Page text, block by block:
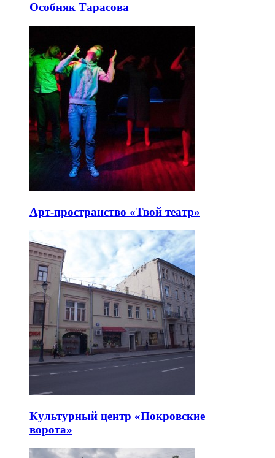
Особняк Тарасова
Арт-пространство «Твой театр»
Культурный центр «Покровские
ворота»